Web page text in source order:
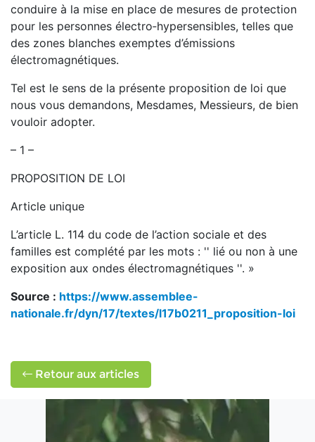
conduire à la mise en place de mesures de protection
pour les personnes électro‑hypersensibles, telles que
des zones blanches exemptes d’émissions
électromagnétiques.
Tel est le sens de la présente proposition de loi que
nous vous demandons, Mesdames, Messieurs, de bien
vouloir adopter.
– 1 –
PROPOSITION DE LOI
Article unique
L’article L. 114 du code de l’action sociale et des
familles est complété par les mots : '' lié ou non à une
exposition aux ondes électromagnétiques ''. »
Source : https://www.assemblee-
nationale.fr/dyn/17/textes/l17b0211_proposition-loi
Retour aux articles